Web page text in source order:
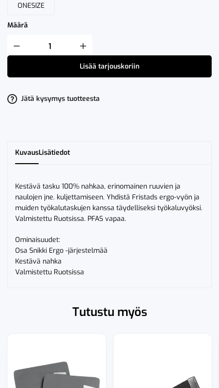
ONESIZE
Määrä
Fristads
Snikki
LTHR
Lisää tarjouskoriin
Jätä kysymys tuotteesta
KuvausLisätiedot
Kestävä tasku 100% nahkaa, erinomainen ruuvien ja
naulojen jne. kuljettamiseen. Yhdistä Fristads ergo-vyön ja
muiden työkalutaskujen kanssa täydelliseksi työkaluvyöksi.
Valmistettu Ruotsissa. PFAS vapaa.
Ominaisuudet:
Osa Snikki Ergo -järjestelmää
Kestävä nahka
Valmistettu Ruotsissa
Tutustu myös